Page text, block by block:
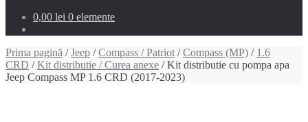
0,00 lei 0 elemente
Prima pagină /Jeep /Compass / Patriot /Compass (MP) / 1.6
CRD /Kit distributie / Curea anexe / Kit distributie cu pompa apa
Jeep Compass MP 1.6 CRD (2017-2023)